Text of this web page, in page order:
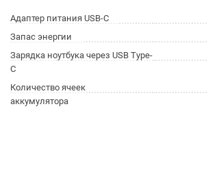
Адаптер питания USB-C
Запас энергии
Зарядка ноутбука через USB Type-
C
Количество ячеек
аккумулятора